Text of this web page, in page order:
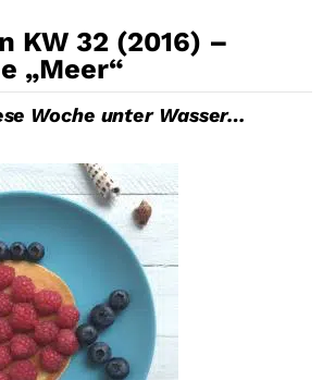
KW 32 (2016) –
„Meer“
Woche unter Wasser…